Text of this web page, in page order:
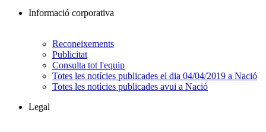
Informació corporativa
Reconeixements
Publicitat
Consulta tot l'equip
Totes les notícies publicades el dia 04/04/2019 a Nació
Totes les notícies publicades avui a Nació
Legal